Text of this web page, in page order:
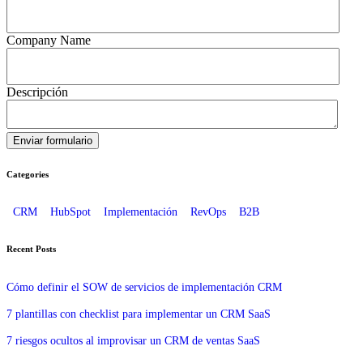
Company Name
Descripción
Categories
CRM HubSpot Implementación RevOps B2B
Recent Posts
Cómo definir el SOW de servicios de implementación CRM
7 plantillas con checklist para implementar un CRM SaaS
7 riesgos ocultos al improvisar un CRM de ventas SaaS